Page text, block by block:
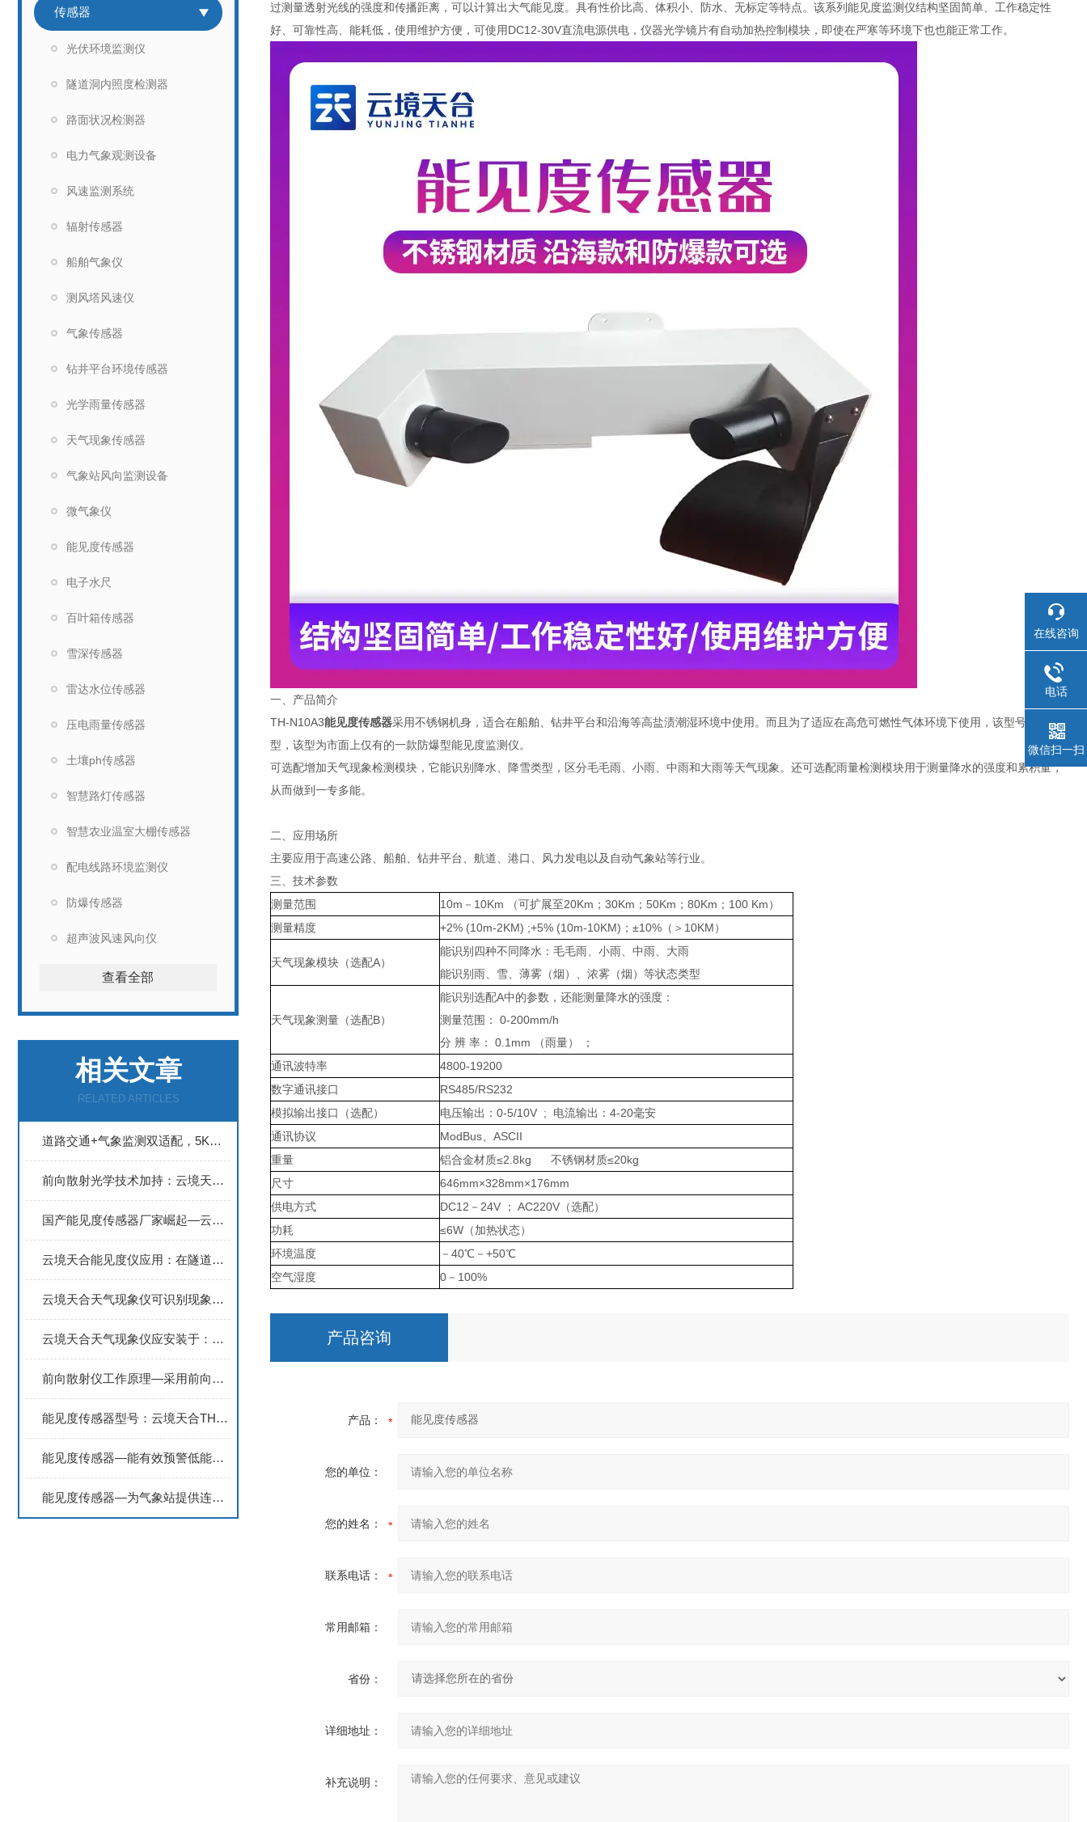
传感器
光伏环境监测仪
隧道洞内照度检测器
路面状况检测器
电力气象观测设备
风速监测系统
辐射传感器
船舶气象仪
测风塔风速仪
气象传感器
钻井平台环境传感器
光学雨量传感器
天气现象传感器
气象站风向监测设备
微气象仪
能见度传感器
电子水尺
百叶箱传感器
雪深传感器
雷达水位传感器
压电雨量传感器
土壤ph传感器
智慧路灯传感器
智慧农业温室大棚传感器
配电线路环境监测仪
防爆传感器
超声波风速风向仪
查看全部
相关文章
RELATED ARTICLES
道路交通+气象监测双适配，5KM能见度传感器为安全出行提供能见度数据保障
前向散射光学技术加持：云境天合无人机用能见度检测仪实现气象光学视程捕捉
国产能见度传感器厂家崛起—云境天合资深厂家承建+一站式落地服务
云境天合能见度仪应用：在隧道、桥梁、山区等路段部署，提升应急响应效率
云境天合天气现象仪可识别现象：准确识别雾、雪、晴及混合降水等天气现象
云境天合天气现象仪应安装于：开阔、平坦、无遮挡的地面上，使数据更加准确
前向散射仪工作原理—采用前向散射法测量空气总消光系数，计算当前能见度
能见度传感器型号：云境天合TH-N20设备可捕捉能见度信息，提升道路通行效率
能见度传感器—能有效预警低能见度风险，为交通管理提供关键数据支持
能见度传感器—为气象站提供连续数据，辅助天气预报和气候研究
过测量透射光线的强度和传播距离，可以计算出大气能见度。具有性价比高、体积小、防水、无标定等特点。该系列能见度监测仪结构坚固简单、工作稳定性
好、可靠性高、能耗低，使用维护方便，可使用DC12-30V直流电源供电，仪器光学镜片有自动加热控制模块，即使在严寒等环境下也也能正常工作。
一、产品简介
TH-N10A3能见度传感器采用不锈钢机身，适合在船舶、钻井平台和沿海等高盐渍潮湿环境中使用。而且为了适应在高危可燃性气体环境下使用，该型号为防爆
型，该型为市面上仅有的一款防爆型能见度监测仪。
可选配增加天气现象检测模块，它能识别降水、降雪类型，区分毛毛雨、小雨、中雨和大雨等天气现象。还可选配雨量检测模块用于测量降水的强度和累积量，
从而做到一专多能。
二、应用场所
主要应用于高速公路、船舶、钻井平台、航道、港口、风力发电以及自动气象站等行业。
三、技术参数
测量范围
10m－10Km （可扩展至20Km；30Km；50Km；80Km；100 Km）
测量精度
+2% (10m-2KM) ;+5% (10m-10KM)；±10%（＞10KM）
天气现象模块（选配A）
能识别四种不同降水：毛毛雨、小雨、中雨、大雨
能识别雨、雪、薄雾（烟）、浓雾（烟）等状态类型
天气现象测量（选配B）
能识别选配A中的参数，还能测量降水的强度：
测量范围： 0-200mm/h
分 辨 率： 0.1mm （雨量） ；
通讯波特率
4800-19200
数字通讯接口
RS485/RS232
模拟输出接口（选配）
电压输出：0-5/10V ; 电流输出：4-20毫安
通讯协议
ModBus、ASCII
重量
铝合金材质≤2.8kg 不锈钢材质≤20kg
尺寸
646mm×328mm×176mm
供电方式
DC12－24V ； AC220V（选配）
功耗
≤6W（加热状态）
环境温度
－40℃－+50℃
空气湿度
0－100%
产品咨询
产品：
您的单位：
您的姓名：
联系电话：
常用邮箱：
省份：
详细地址：
补充说明：
在线咨询
电话
微信扫一扫